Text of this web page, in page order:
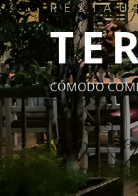
CÓMODO